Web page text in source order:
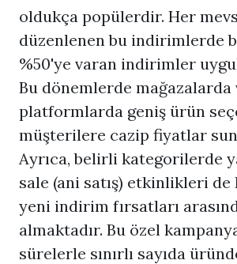
oldukça popülerdir. Her
düzenlenen bu indirimlerde
%50'ye varan indirimler
Bu dönemlerde mağazalarda
platformlarda geniş ürün
müşterilere cazip fiyatlar
Ayrıca, belirli kategorilerde
sale (ani satış) etkinlikleri de
yeni indirim fırsatları
almaktadır. Bu özel
sürelerle sınırlı sayıda